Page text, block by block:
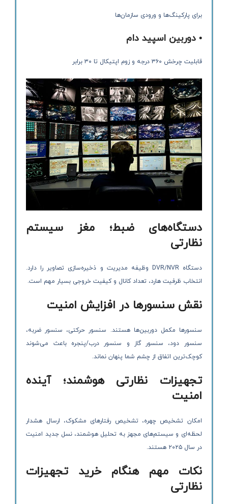
برای پارکینگ‌ها و ورودی سازمان‌ها
• دوربین اسپید دام
قابلیت چرخش ۳۶۰ درجه و زوم اپتیکال تا ۳۰ برابر
دستگاه‌های ضبط؛ مغز سیستم
نظارتی
دستگاه DVR/NVR وظیفه مدیریت و ذخیره‌سازی تصاویر را دارد.
انتخاب ظرفیت هارد، تعداد کانال و کیفیت خروجی بسیار مهم است.
نقش سنسورها در افزایش امنیت
سنسورها مکمل دوربین‌ها هستند. سنسور حرکتی، سنسور ضربه،
سنسور دود، سنسور گاز و سنسور درب/پنجره باعث می‌شوند
کوچک‌ترین اتفاق از چشم شما پنهان نماند.
تجهیزات نظارتی هوشمند؛ آینده
امنیت
امکان تشخیص چهره، تشخیص رفتارهای مشکوک، ارسال هشدار
لحظه‌ای و سیستم‌های مجهز به تحلیل هوشمند، نسل جدید امنیت
در سال ۲۰۲۵ هستند.
نکات مهم هنگام خرید تجهیزات
نظارتی